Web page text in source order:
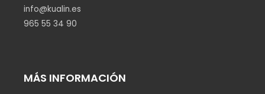
info@kualin.es
965 55 34 90
MÁS INFORMACIÓN